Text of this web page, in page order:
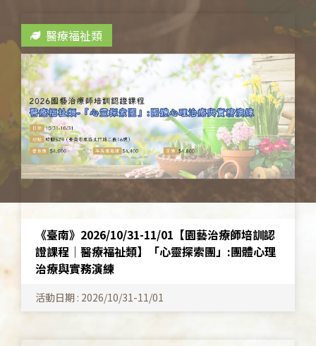
醫療福祉類
《臺南》2026/10/31-11/01【園藝治療師培訓認
證課程│醫療福祉類】「心靈探索團」:團體心理
治療與實務演練
活動日期 : 2026/10/31-11/01